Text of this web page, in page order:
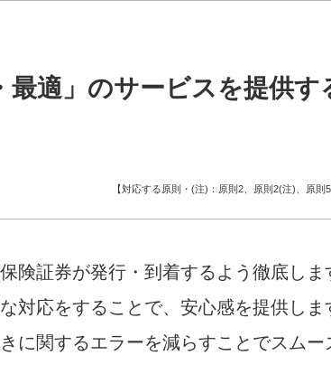
最適」のサービスを提供す
【対応する原則・(注)：原則2、原則2(注)、原
険証券が発行・到着するよう徹底しま
対応をすることで、安心感を提供しま
に関するエラーを減らすことでスムー